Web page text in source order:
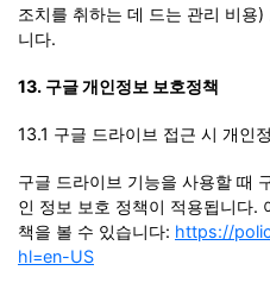
조치를 취하는 데 드는 관리 비용
니다.
13. 구글 개인정보 보호정책
13.1 구글 드라이브 접근 시 개인
구글 드라이브 기능을 사용할 때
인 정보 보호 정책이 적용됩니다.
책을 볼 수 있습니다: https://
hl=en-US